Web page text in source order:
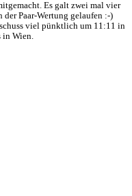
Es galt zwei mal vier
Paar-Wertung gelaufen :-)
viel pünktlich um 11:11 in
in Wien.